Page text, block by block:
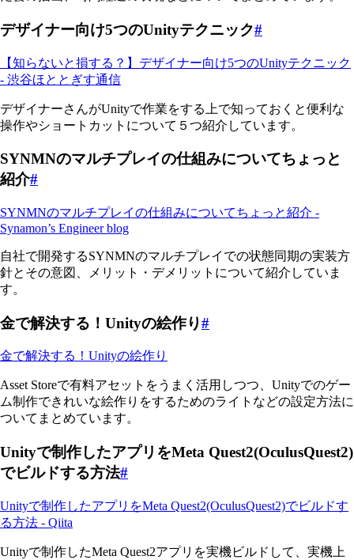
デザイナー向け5つのUnityテクニック#
【知らないと損する？】デザイナー向け5つのUnityテクニック
- 渋谷ほととぎす通信
デザイナーさんがUnityで作業をする上で知っておくと便利な
操作やショートカットについて５つ紹介しています。
SYNMNのマルチプレイの仕組みについてちょっと
紹介#
SYNMNのマルチプレイの仕組みについてちょっと紹介 -
Synamon’s Engineer blog
自社で開発するSYNMNのマルチプレイでの状態同期の実装方
針とその意図、メリット・デメリットについて紹介していま
す。
金で解決する！Unityの絵作り#
金で解決する！Unityの絵作り
Asset Storeで有料アセットをうまく活用しつつ、Unityでのゲー
ム制作できれいな絵作りをするためのライトなどの設定方法に
ついてまとめています。
Unityで制作したアプリをMeta Quest2(OculusQuest2)
でビルドする方法#
Unityで制作したアプリをMeta Quest2(OculusQuest2)でビルドす
る方法 - Qiita
Unityで制作したMeta Quest2アプリを実機ビルドして、実機上